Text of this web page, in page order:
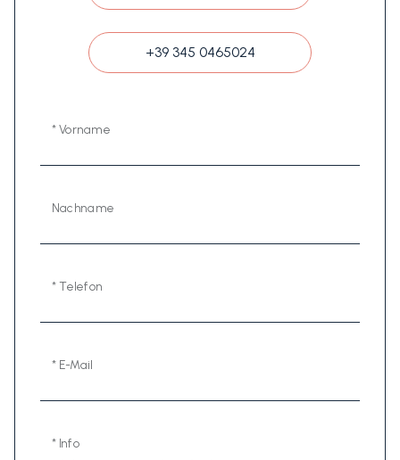
+39 345 0465024
* Vorname
Nachname
* Telefon
* E-Mail
* Info